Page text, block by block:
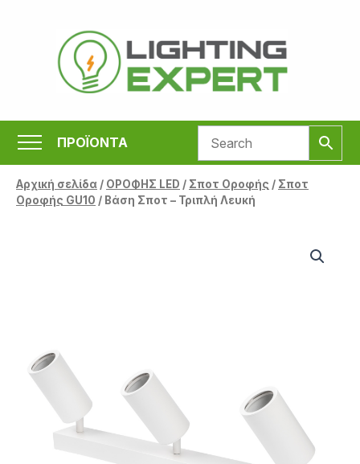
περιεχόμενο
ΠΡΟΪΟΝΤΑ
Αρχική σελίδα/ ΟΡΟΦΗΣ LED / Σποτ Οροφής / Σποτ
Οροφής GU10 / Βάση Σποτ – Τριπλή Λευκή